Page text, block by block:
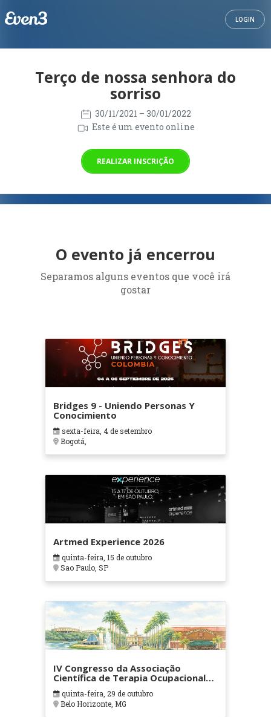
LOGIN
Terço de nossa senhora do
sorriso
30/11/2021 – 30/01/2022
Este é um evento online
REALIZAR INSCRIÇÃO
O evento já encerrou
Separamos alguns eventos que você irá
gostar
Bridges 9 - Uniendo Personas Y
Conocimiento
sexta-feira, 4 de setembro
Bogotá,
Artmed Experience 2026
quinta-feira, 15 de outubro
Sao Paulo, SP
IV Congresso da Associação
Científica de Terapia Ocupacional
em Contextos Hospitalares e
Cuidados Paliativos - ATOHOSP
quinta-feira, 29 de outubro
Belo Horizonte, MG